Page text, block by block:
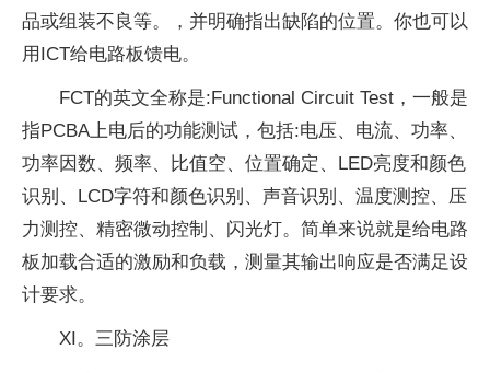
品或组装不良等。，并明确指出缺陷的位置。你也可以
用ICT给电路板馈电。
FCT的英文全称是:Functional Circuit Test，一般是
指PCBA上电后的功能测试，包括:电压、电流、功率、
功率因数、频率、比值空、位置确定、LED亮度和颜色
识别、LCD字符和颜色识别、声音识别、温度测控、压
力测控、精密微动控制、闪光灯。简单来说就是给电路
板加载合适的激励和负载，测量其输出响应是否满足设
计要求。
XI。三防涂层